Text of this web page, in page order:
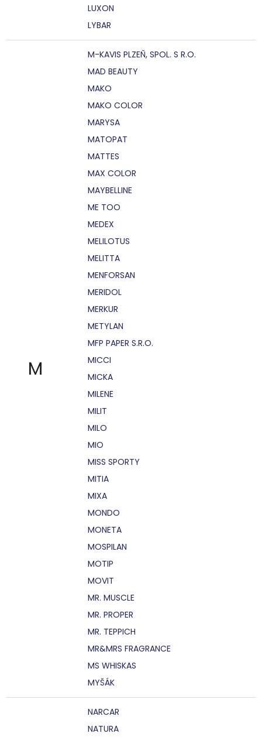
LUXON
LYBAR
M
M-KAVIS PLZEŇ, SPOL. S R.O.
MAD BEAUTY
MAKO
MAKO COLOR
MARYSA
MATOPAT
MATTES
MAX COLOR
MAYBELLINE
ME TOO
MEDEX
MELILOTUS
MELITTA
MENFORSAN
MERIDOL
MERKUR
METYLAN
MFP PAPER S.R.O.
MICCI
MICKA
MILENE
MILIT
MILO
MIO
MISS SPORTY
MITIA
MIXA
MONDO
MONETA
MOSPILAN
MOTIP
MOVIT
MR. MUSCLE
MR. PROPER
MR. TEPPICH
MR&MRS FRAGRANCE
MS WHISKAS
MYŠÁK
NARCAR
NATURA